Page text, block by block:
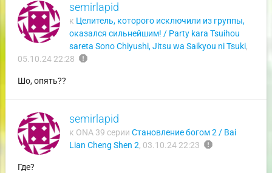
semirlapid
к Целитель, которого исключили из группы,
оказался сильнейшим! / Party kara Tsuihou
sareta Sono Chiyushi, Jitsu wa Saikyou ni Tsuki,
05.10.24 22:28 report
Шо, опять??
semirlapid
к ONA 39 серии Становление богом 2 / Bai
Lian Cheng Shen 2, 03.10.24 22:23 report
Где?